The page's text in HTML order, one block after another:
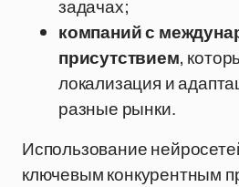
задачах;
компаний с
присутствием,
локализация и
разные рынки.
Использование
ключевым конкурентным